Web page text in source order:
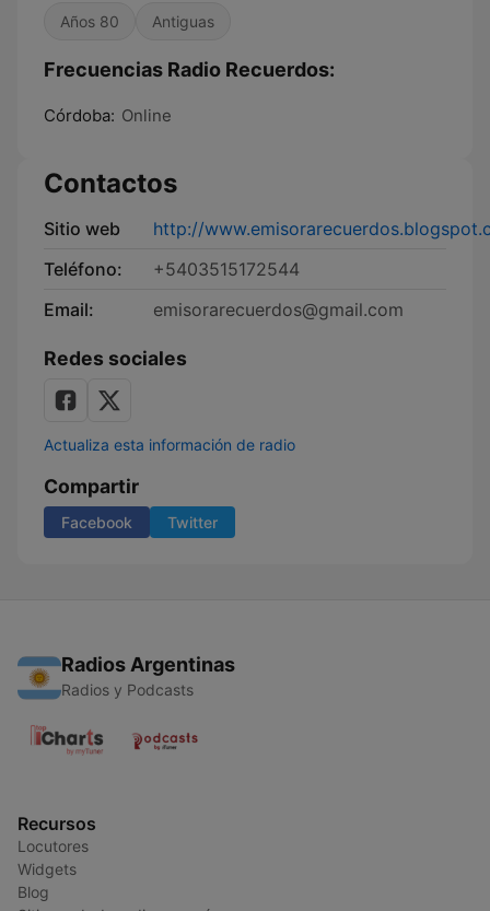
Años 80 Antiguas
Frecuencias Radio Recuerdos:
Córdoba: Online
Contactos
Sitio web
http://
Teléfono:
+5403515172544
Email:
emisorarecuerdos@gmail.com
Redes sociales
Actualiza esta información de radio
Compartir
Facebook Twitter
Radios Argentinas
Radios y Podcasts
Recursos
Locutores
Widgets
Blog